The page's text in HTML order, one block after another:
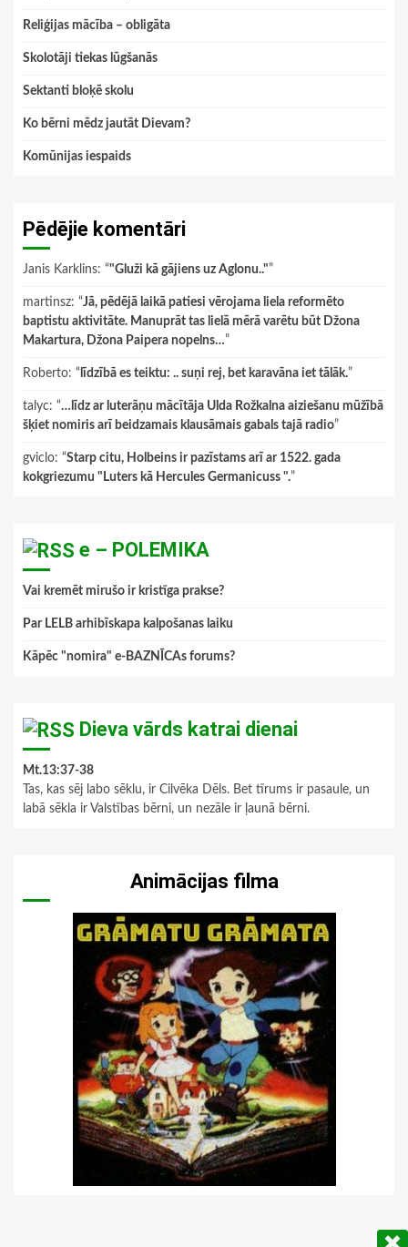
Reliģijas mācība – obligāta
Skolotāji tiekas lūgšanās
Sektanti bloķē skolu
Ko bērni mēdz jautāt Dievam?
Komūnijas iespaids
Pēdējie komentāri
Janis Karklins: “"Gluži kā gājiens uz Aglonu.."”
martinsz: “Jā, pēdējā laikā patiesi vērojama liela reformēto
baptistu aktivitāte. Manuprāt tas lielā mērā varētu būt Džona
Makartura, Džona Paipera nopelns…”
Roberto: “ līdzībā es teiktu: .. suņi rej, bet karavāna iet tālāk.”
talyc: “…līdz ar luterāņu mācītāja Ulda Rožkalna aiziešanu mūžībā
šķiet nomiris arī beidzamais klausāmais gabals tajā radio”
gviclo: “Starp citu, Holbeins ir pazīstams arī ar 1522. gada
kokgriezumu "Luters kā Hercules Germanicuss ".”
e – POLEMIKA
Vai kremēt mirušo ir kristīga prakse?
Par LELB arhibīskapa kalpošanas laiku
Kāpēc "nomira" e-BAZNĪCAs forums?
Dieva vārds katrai dienai
Mt.13:37-38
Tas, kas sēj labo sēklu, ir Cilvēka Dēls. Bet tīrums ir pasaule, un
labā sēkla ir Valstības bērni, un nezāle ir ļaunā bērni.
Animācijas filma